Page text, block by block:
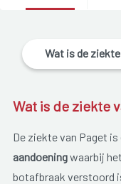
Wat is de
Wat is de ziekte
De ziekte van Paget is
aandoeningwaarbij
botafbraak verstoord